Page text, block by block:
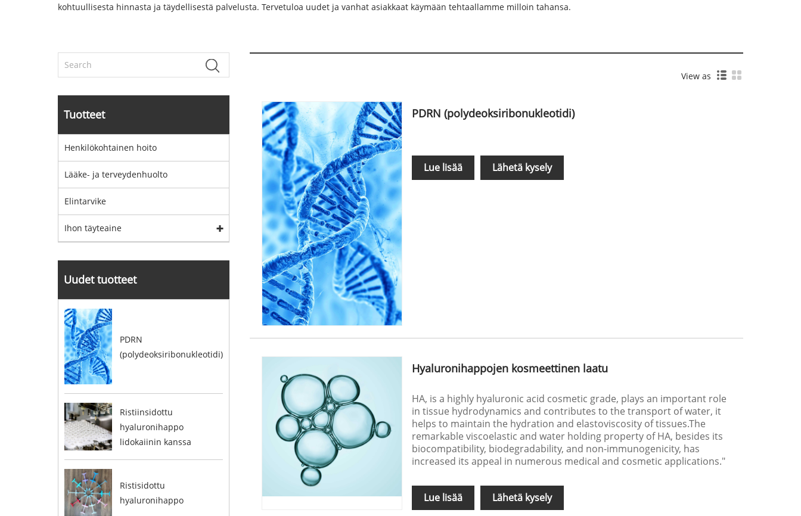
kohtuullisesta hinnasta ja täydellisestä palvelusta. Tervetuloa uudet ja vanhat asiakkaat käymään tehtaallamme milloin tahansa.
Tuotteet
Henkilökohtainen hoito
Lääke- ja terveydenhuolto
Elintarvike
Ihon täyteaine
Uudet tuotteet
PDRN
(polydeoksiribonukleotidi)
Ristiinsidottu
hyaluronihappo
lidokaiinin kanssa
Ristisidottu
hyaluronihappo
View as
PDRN (polydeoksiribonukleotidi)
Lue lisää Lähetä kysely
Hyaluronihappojen kosmeettinen laatu
HA, is a highly hyaluronic acid cosmetic grade, plays an important role
in tissue hydrodynamics and contributes to the transport of water, it
helps to maintain the hydration and elastoviscosity of tissues.The
remarkable viscoelastic and water holding property of HA, besides its
biocompatibility, biodegradability, and non-immunogenicity, has
increased its appeal in numerous medical and cosmetic applications."
Lue lisää Lähetä kysely